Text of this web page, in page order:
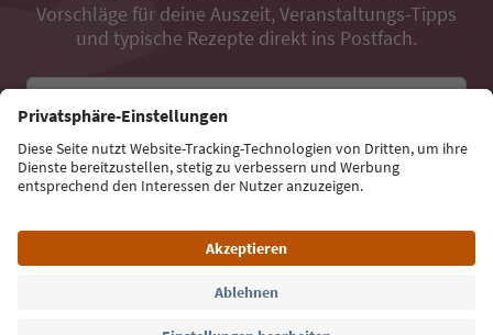
Vorschläge für deine Auszeit, Veranstaltungs-Tipps
und typische Rezepte direkt ins Postfach.
Jetzt anmelden